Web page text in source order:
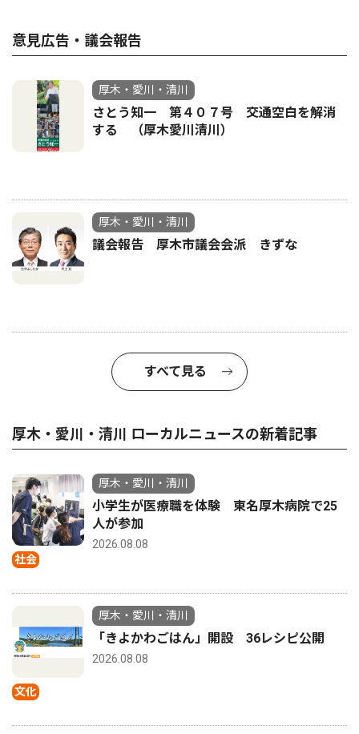
意見広告・議会報告
厚木・愛川・清川
さとう知一 第４０７号 交通空白を解消
する （厚木愛川清川）
厚木・愛川・清川
議会報告 厚木市議会会派 きずな
すべて見る
厚木・愛川・清川 ローカルニュースの新着記事
社会
厚木・愛川・清川
小学生が医療職を体験 東名厚木病院で25
人が参加
2026.08.08
文化
厚木・愛川・清川
「きよかわごはん」開設 36レシピ公開
2026.08.08